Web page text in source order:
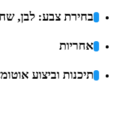
בחירת צבע: לבן,
אחריות
תיכנות וביצוע